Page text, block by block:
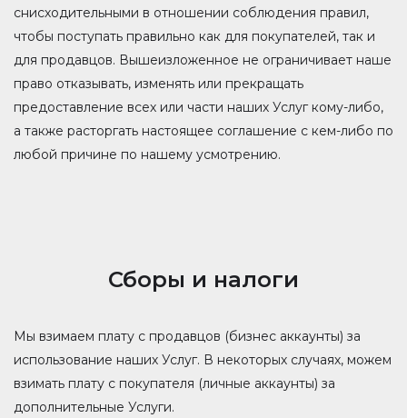
снисходительными в отношении соблюдения правил,
чтобы поступать правильно как для покупателей, так и
для продавцов. Вышеизложенное не ограничивает наше
право отказывать, изменять или прекращать
предоставление всех или части наших Услуг кому-либо,
а также расторгать настоящее соглашение с кем-либо по
любой причине по нашему усмотрению.
Сборы и налоги
Мы взимаем плату с продавцов (бизнес аккаунты) за
использование наших Услуг. В некоторых случаях, можем
взимать плату с покупателя (личные аккаунты) за
дополнительные Услуги.